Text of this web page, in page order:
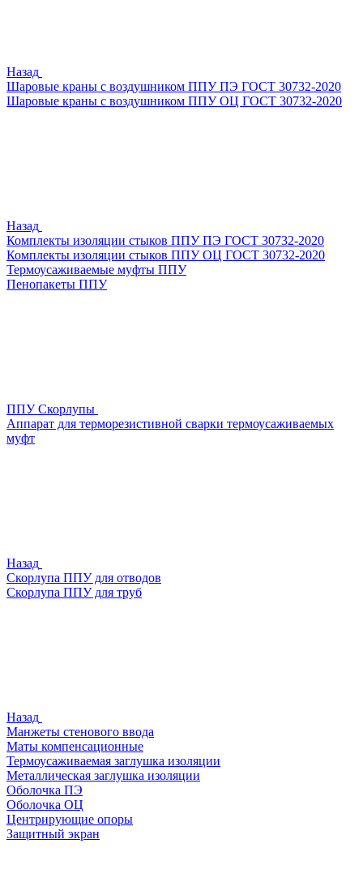
Назад
Шаровые краны с воздушником ППУ ПЭ ГОСТ 30732-2020
Шаровые краны с воздушником ППУ ОЦ ГОСТ 30732-2020
Назад
Комплекты изоляции стыков ППУ ПЭ ГОСТ 30732-2020
Комплекты изоляции стыков ППУ ОЦ ГОСТ 30732-2020
Термоусаживаемые муфты ППУ
Пенопакеты ППУ
ППУ Скорлупы
Аппарат для терморезистивной сварки термоусаживаемых
муфт
Назад
Скорлупа ППУ для отводов
Скорлупа ППУ для труб
Назад
Манжеты стенового ввода
Маты компенсационные
Термоусаживаемая заглушка изоляции
Металлическая заглушка изоляции
Оболочка ПЭ
Оболочка ОЦ
Центрирующие опоры
Защитный экран